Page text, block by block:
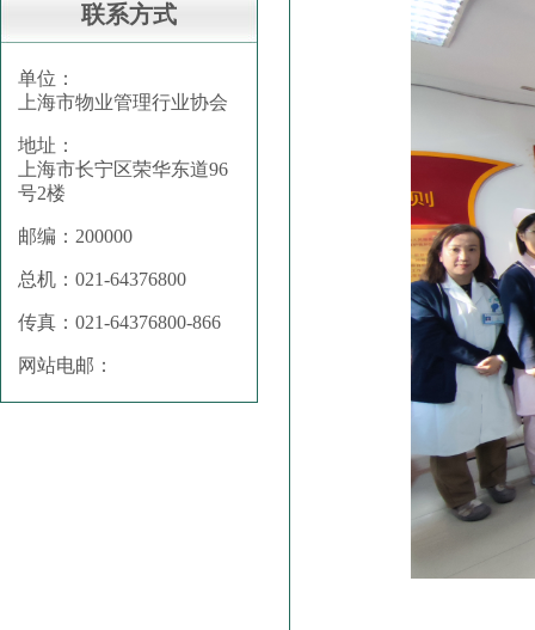
联系方式
单位：
上海市物业管理行业协会
地址：
上海市长宁区荣华东道96
号2楼
邮编：200000
总机：021-64376800
传真：021-64376800-866
网站电邮：